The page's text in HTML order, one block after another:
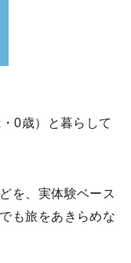
0歳）と暮らして
を、実体験ベース
も旅をあきらめな